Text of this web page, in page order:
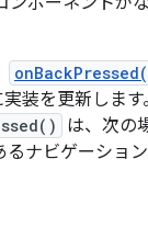
装を更新します
は、次の
ナビゲーショ